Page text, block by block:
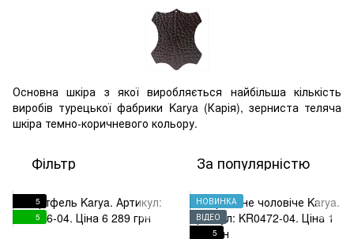
Основна шкіра з якої виробляється найбільша кількість
виробів турецької фабрики Karya (Карія), зерниста теляча
шкіра темно-коричневого кольору.
Фільтр За популярністю
5
5
НОВИНКА
ВІДЕО
5